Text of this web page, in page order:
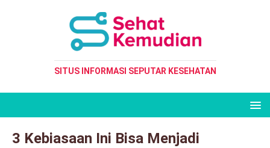
SITUS INFORMASI SEPUTAR KESEHATAN
3 Kebiasaan Ini Bisa Menjadi